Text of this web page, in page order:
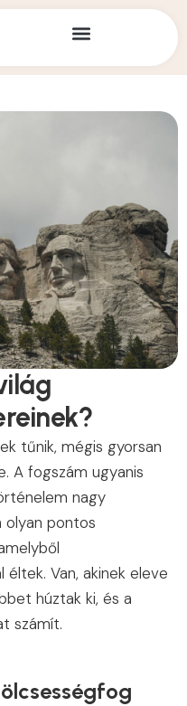
tűnik, mégis gyorsan
A fogszám ugyanis
nagy
olyan pontos
Van, akinek eleve
húztak ki, és a
számít.